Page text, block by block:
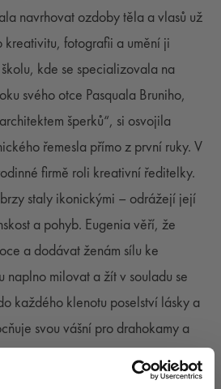
navrhovat ozdoby těla a vlasů už
kreativitu, fotografii a umění ji
kde se specializovala na
svého otce Pasquala Bruniho,
šperků“, si osvojila
řemesla přímo z první ruky. V
firmě roli kreativní ředitelky.
staly ikonickými – odrážejí její
a pohyb. Eugenia věří, že
a dodávat ženám sílu ke
naplno milovat a žít v souladu se
každého klenotu poselství lásky a
svou vášní pro drahokamy a
pocitů vycházejících přímo ze